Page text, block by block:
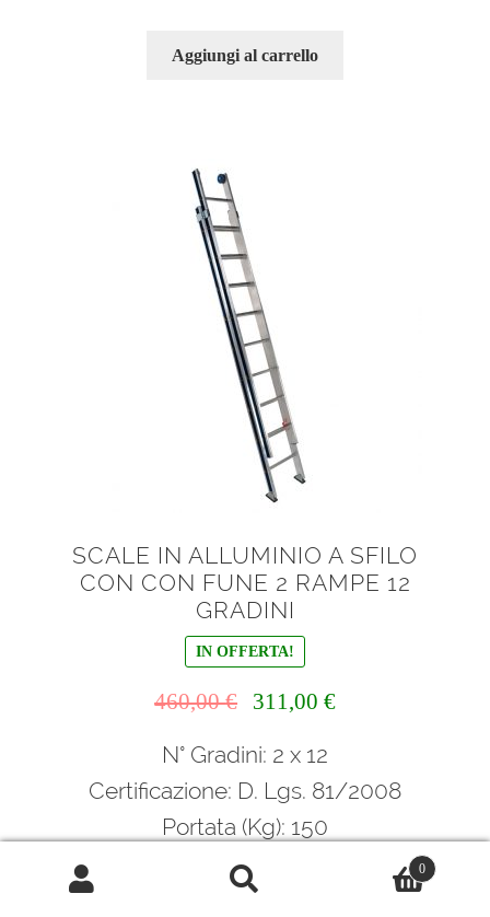
Aggiungi al carrello
SCALE IN ALLUMINIO A SFILO
CON CON FUNE 2 RAMPE 12
GRADINI
IN OFFERTA!
460,00€
originale
460,00 €.
311,00 €Il
311,00 €.
N° Gradini: 2 x 12
Certificazione: D. Lgs. 81/2008
Portata (Kg): 150
Scale in alluminio a sfilo sviluppo con
con fune 2 rampe 12 gradini Conforme
0